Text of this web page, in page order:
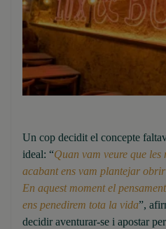
Un cop decidit el concepte
ideal: “Quan vam veure que les
acabant ens vam plantejar
En aquest moment el
ens penedirem tota la vida”,
decidir aventurar-se i apostar